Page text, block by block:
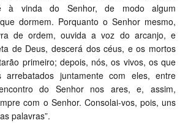
à vinda do Senhor, de modo algum
dormem. Porquanto o Senhor mesmo,
de ordem, ouvida a voz do arcanjo, e
de Deus, descerá dos céus, e os mortos
primeiro; depois, nós, os vivos, os que
arrebatados juntamente com eles, entre
do Senhor nos ares, e, assim,
com o Senhor. Consolai-vos, pois, uns
palavras”.